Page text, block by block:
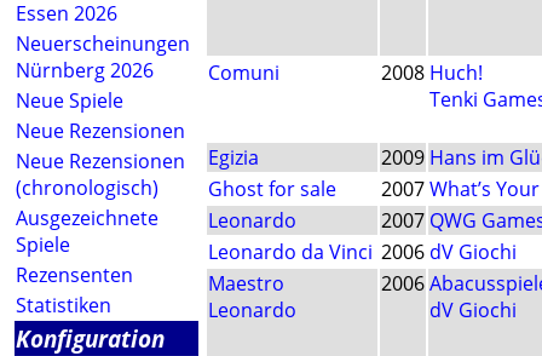
Essen 2026
Neuerscheinungen
Nürnberg 2026
Neue Spiele
Neue Rezensionen
Neue Rezensionen
(chronologisch)
Ausgezeichnete
Spiele
Rezensenten
Statistiken
Konfiguration
Comuni 2008 Huch!
Tenki
Egizia 2009 Hans im
Ghost for sale
2007What’s
Leonardo
2007 QWG
Leonardo da Vinci 2006 dV Giochi
Maestro
Leonardo
2006
dV Giochi